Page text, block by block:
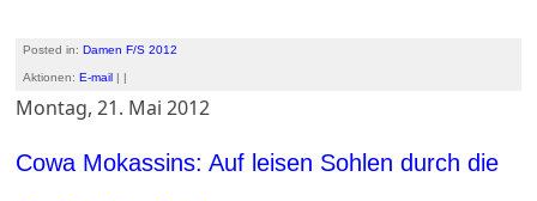
Posted in:Damen F/S 2012
Aktionen:E-mail | |
Montag, 21. Mai 2012
Cowa Mokassins: Auf leisen Sohlen durch die